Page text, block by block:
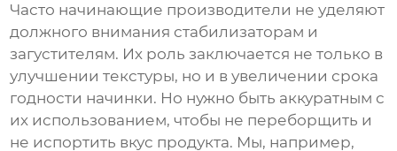
Часто начинающие производители не уделяют
должного внимания стабилизаторам и
загустителям. Их роль заключается не только в
улучшении текстуры, но и в увеличении срока
годности начинки. Но нужно быть аккуратным с
их использованием, чтобы не переборщить и
не испортить вкус продукта. Мы, например,